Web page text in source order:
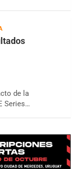
de la
Series…